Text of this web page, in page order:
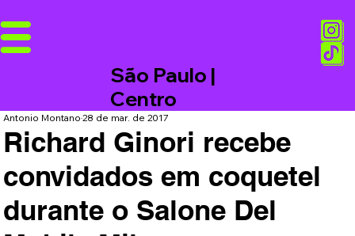
São Paulo |
Centro
Richard Ginori recebe
convidados em coquetel
durante o Salone Del
Antonio Montano28 de mar. de 2017